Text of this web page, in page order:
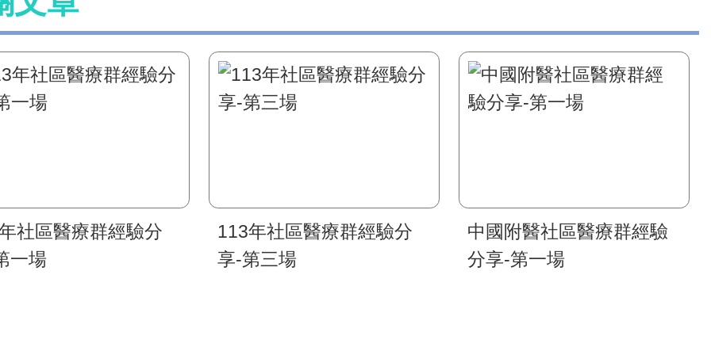
社區醫療群經驗分
一場
113年社區醫療群經驗分
享-第三場
中國附醫社區醫療群經驗
分享-第一場